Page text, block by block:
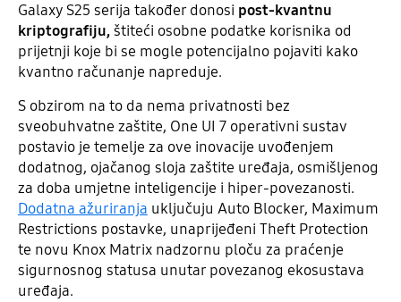
Galaxy S25 serija također donosi post-kvantnu
kriptografiju,štiteći osobne podatke korisnika od
prijetnji koje bi se mogle potencijalno pojaviti kako
kvantno računanje napreduje.
S obzirom na to da nema privatnosti bez
sveobuhvatne zaštite, One UI 7 operativni sustav
postavio je temelje za ove inovacije uvođenjem
dodatnog, ojačanog sloja zaštite uređaja, osmišljenog
za doba umjetne inteligencije i hiper-povezanosti.
Dodatna ažuriranja uključuju Auto Blocker, Maximum
Restrictions postavke, unaprijeđeni Theft Protection
te novu Knox Matrix nadzornu ploču za praćenje
sigurnosnog statusa unutar povezanog ekosustava
uređaja.